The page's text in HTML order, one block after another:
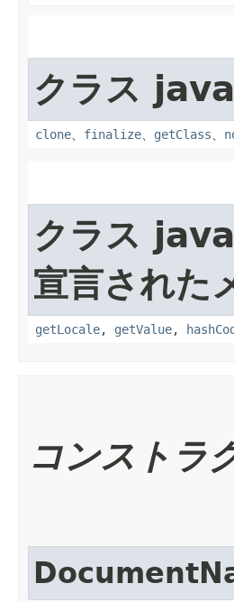
クラス
clone、 finalize、 getClass、
クラス
宣言された
getLocale, getValue,
コンストラ